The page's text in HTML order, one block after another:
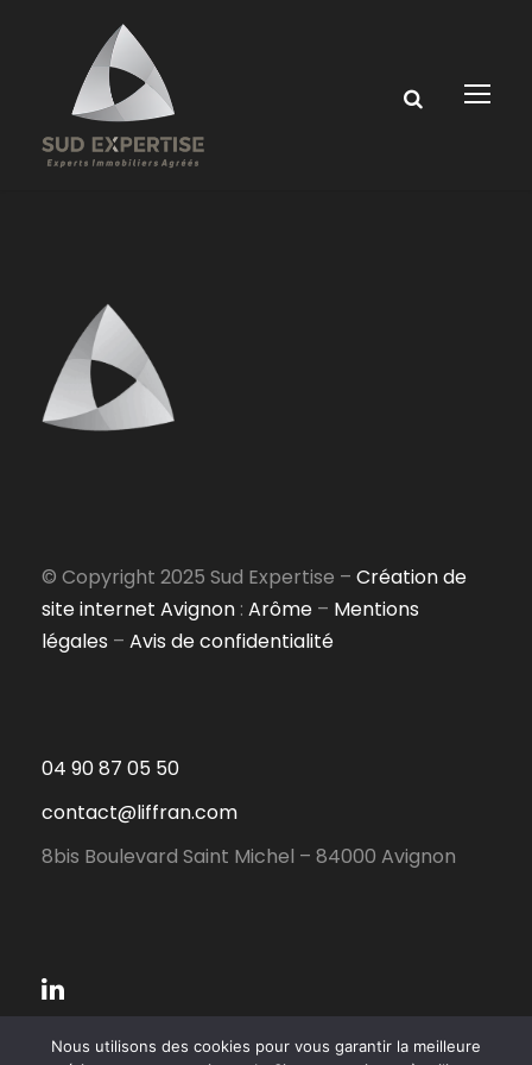
© Copyright 2025 Sud Expertise – Création de
site internet Avignon : Arôme – Mentions
légales – Avis de confidentialité
04 90 87 05 50
contact@liffran.com
8bis Boulevard Saint Michel – 84000 Avignon
Nous utilisons des cookies pour vous garantir la meilleure